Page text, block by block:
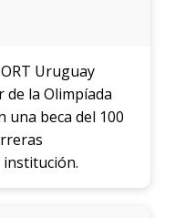
Uruguay
de la Olimpíada
una beca del 100